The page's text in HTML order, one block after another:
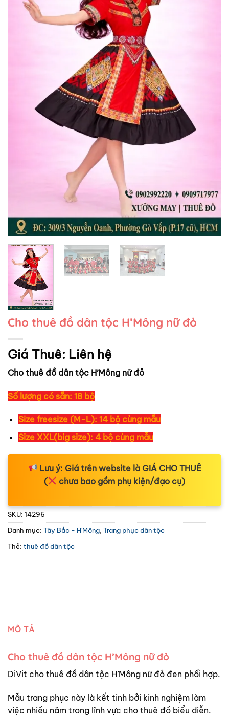
Cho thuê đồ dân tộc H’Mông nữ đỏ
Giá Thuê: Liên hệ
Cho thuê đồ dân tộc H’Mông nữ đỏ
Số lượng có sẵn: 18 bộ
Size freesize (M-L): 14 bộ cùng mẫu
Size XXL(big size): 4 bộ cùng mẫu
Lưu ý: Giá trên website là GIÁ CHO THUÊ
(
chưa bao gồm phụ kiện/đạo cụ)
SKU: 14296
Danh mục: Tây Bắc - H'Mông Trang phục dân tộc
Thẻ: thuê đồ dân tộc
MÔ TẢ
Cho thuê đồ dân tộc H’Mông nữ đỏ
DiVit cho thuê đồ dân tộc H’Mông nữ đỏ đen phối hợp.
Mẫu trang phục này là kết tinh bởi kinh nghiệm làm
việc nhiều năm trong lĩnh vực cho thuê đồ biểu diễn.